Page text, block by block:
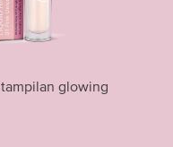
glowing